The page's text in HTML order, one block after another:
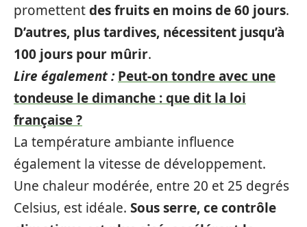
promettentdes fruits en moins de 60 jours.
D’autres, plus tardives, nécessitent jusqu’à
100 jours pour mûrir.
Lire également : Peut-on tondre avec une
tondeuse le dimanche : que dit la loi
française ?
La température ambiante influence
également la vitesse de développement.
Une chaleur modérée, entre 20 et 25 degrés
Celsius, est idéale. Sous serre, ce contrôle